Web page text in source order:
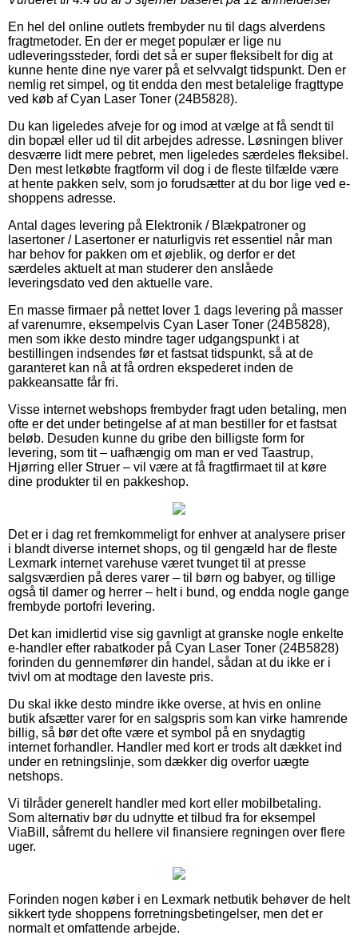
En hel del online outlets frembyder nu til dags alverdens
fragtmetoder. En der er meget populær er lige nu
udleveringssteder, fordi det så er super fleksibelt for dig at
kunne hente dine nye varer på et selvvalgt tidspunkt. Den er
nemlig ret simpel, og tit endda den mest betalelige fragttype
ved køb af Cyan Laser Toner (24B5828).
Du kan ligeledes afveje for og imod at vælge at få sendt til
din bopæl eller ud til dit arbejdes adresse. Løsningen bliver
desværre lidt mere pebret, men ligeledes særdeles fleksibel.
Den mest letkøbte fragtform vil dog i de fleste tilfælde være
at hente pakken selv, som jo forudsætter at du bor lige ved e-
shoppens adresse.
Antal dages levering på Elektronik / Blækpatroner og
lasertoner / Lasertoner er naturligvis ret essentiel når man
har behov for pakken om et øjeblik, og derfor er det
særdeles aktuelt at man studerer den anslåede
leveringsdato ved den aktuelle vare.
En masse firmaer på nettet lover 1 dags levering på masser
af varenumre, eksempelvis Cyan Laser Toner (24B5828),
men som ikke desto mindre tager udgangspunkt i at
bestillingen indsendes før et fastsat tidspunkt, så at de
garanteret kan nå at få ordren ekspederet inden de
pakkeansatte får fri.
Visse internet webshops frembyder fragt uden betaling, men
ofte er det under betingelse af at man bestiller for et fastsat
beløb. Desuden kunne du gribe den billigste form for
levering, som tit – uafhængig om man er ved Taastrup,
Hjørring eller Struer – vil være at få fragtfirmaet til at køre
dine produkter til en pakkeshop.
Det er i dag ret fremkommeligt for enhver at analysere priser
i blandt diverse internet shops, og til gengæld har de fleste
Lexmark internet varehuse været tvunget til at presse
salgsværdien på deres varer – til børn og babyer, og tillige
også til damer og herrer – helt i bund, og endda nogle gange
frembyde portofri levering.
Det kan imidlertid vise sig gavnligt at granske nogle enkelte
e-handler efter rabatkoder på Cyan Laser Toner (24B5828)
forinden du gennemfører din handel, sådan at du ikke er i
tvivl om at modtage den laveste pris.
Du skal ikke desto mindre ikke overse, at hvis en online
butik afsætter varer for en salgspris som kan virke hamrende
billig, så bør det ofte være et symbol på en snydagtig
internet forhandler. Handler med kort er trods alt dækket ind
under en retningslinje, som dækker dig overfor uægte
netshops.
Vi tilråder generelt handler med kort eller mobilbetaling.
Som alternativ bør du udnytte et tilbud fra for eksempel
ViaBill, såfremt du hellere vil finansiere regningen over flere
uger.
Forinden nogen køber i en Lexmark netbutik behøver de helt
sikkert tyde shoppens forretningsbetingelser, men det er
normalt et omfattende arbejde.